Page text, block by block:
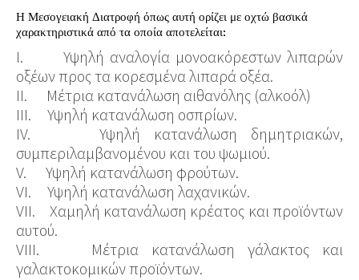
Η Μεσογειακή Διατροφή όπως αυτή ορίζει με οχτώ βασικά
χαρακτηριστικά από τα οποία αποτελείται:
I. Υψηλή αναλογία μονοακόρεστων λιπαρών
οξέων προς τα κορεσμένα λιπαρά οξέα.
II. Μέτρια κατανάλωση αιθανόλης (αλκοόλ)
III. Υψηλή κατανάλωση οσπρίων.
IV. Υψηλή κατανάλωση δημητριακών,
συμπεριλαμβανομένου και του ψωμιού.
V. Υψηλή κατανάλωση φρούτων.
VI. Υψηλή κατανάλωση λαχανικών.
VII. Χαμηλή κατανάλωση κρέατος και προϊόντων
αυτού.
VIII. Μέτρια κατανάλωση γάλακτος και
γαλακτοκομικών προϊόντων.